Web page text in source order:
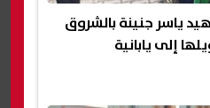
ياسر جنينة بالشروق
إلى يابانية